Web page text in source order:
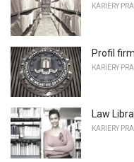
KARIERY
Profil
KARIERY
Law
KARIERY